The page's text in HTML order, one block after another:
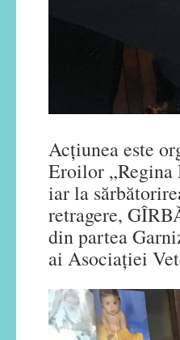
Acțiunea este
Eroilor „Regina
iar la
retragere,
din partea
ai Asociației